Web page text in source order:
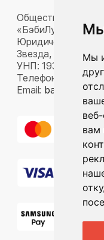
Мы
вам
Общество с
«БэбиЛук»
Юридический
Звезда, д. 16, пом.
УНП: 193815124
Телефон:
+375
Email: